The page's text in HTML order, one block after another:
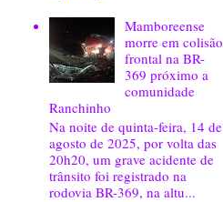
Mamboreense
morre em colisão
frontal na BR-
369 próximo a
comunidade
Ranchinho
Na noite de quinta-feira, 14 de
agosto de 2025, por volta das
20h20, um grave acidente de
trânsito foi registrado na
rodovia BR-369, na altu...